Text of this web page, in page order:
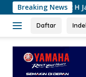
Breaking News
12 H Jagung Jadi
Daftar